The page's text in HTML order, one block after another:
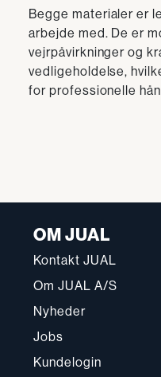
Begge materialer er
arbejde med. De er
vejrpåvirkninger og
vedligeholdelse,
for professionelle
OM JUAL
Kontakt JUAL
Om JUAL A/S
Nyheder
Jobs
Kundelogin